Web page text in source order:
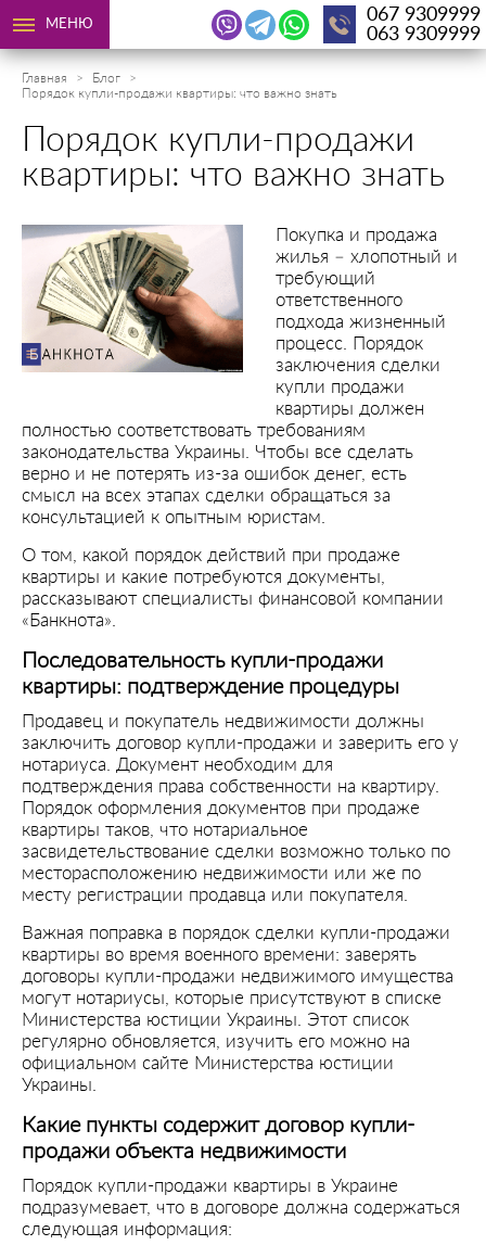
МЕНЮ
067 9309999
063 9309999
Главная
Блог
Порядок купли-продажи квартиры: что важно знать
Порядок купли-продажи
квартиры: что важно знать
Покупка и продажа
жилья – хлопотный и
требующий
ответственного
подхода жизненный
процесс. Порядок
заключения сделки
купли продажи
квартиры должен
полностью соответствовать требованиям
законодательства Украины. Чтобы все сделать
верно и не потерять из-за ошибок денег, есть
смысл на всех этапах сделки обращаться за
консультацией к опытным юристам.
О том, какой порядок действий при продаже
квартиры и какие потребуются документы,
рассказывают специалисты финансовой компании
«Банкнота».
Последовательность купли-продажи
квартиры: подтверждение процедуры
Продавец и покупатель недвижимости должны
заключить договор купли-продажи и заверить его у
нотариуса. Документ необходим для
подтверждения права собственности на квартиру.
Порядок оформления документов при продаже
квартиры таков, что нотариальное
засвидетельствование сделки возможно только по
месторасположению недвижимости или же по
месту регистрации продавца или покупателя.
Важная поправка в порядок сделки купли-продажи
квартиры во время военного времени: заверять
договоры купли-продажи недвижимого имущества
могут нотариусы, которые присутствуют в списке
Министерства юстиции Украины. Этот список
регулярно обновляется, изучить его можно на
официальном сайте Министерства юстиции
Украины.
Какие пункты содержит договор купли-
продажи объекта недвижимости
Порядок купли-продажи квартиры в Украине
подразумевает, что в договоре должна содержаться
следующая информация: